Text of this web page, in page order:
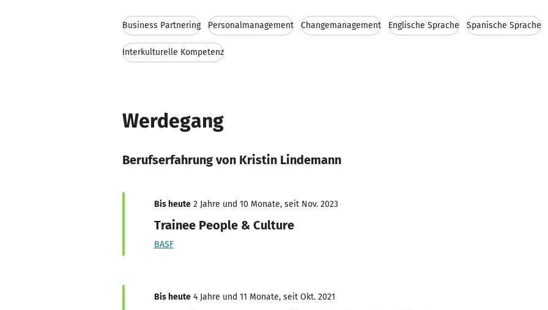
Business Partnering Personalmanagement Changemanagement Englische Sprache Spanische Sprache
Interkulturelle Kompetenz
Werdegang
Berufserfahrung von Kristin Lindemann
Bis heute 2 Jahre und 10 Monate, seit Nov. 2023
Trainee People & Culture
BASF
Bis heute 4 Jahre und 11 Monate, seit Okt. 2021